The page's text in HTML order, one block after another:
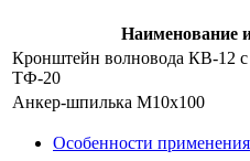
Наименование
Кронштейн волновода КВ-12 с
ТФ-20
Анкер-шпилька M10х100
Особенности применения